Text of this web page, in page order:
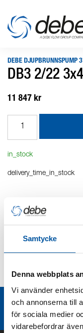
Samtycke
Denna webbplats
Vi använder
och annonserna till
för sociala medier
vidarebefordrar
DEBE DJUPBRUNNSPUMP
DB3 2/22
11 847 kr
in_stock
delivery_time_in_stock
Kurvor
Teknisk
Liknande